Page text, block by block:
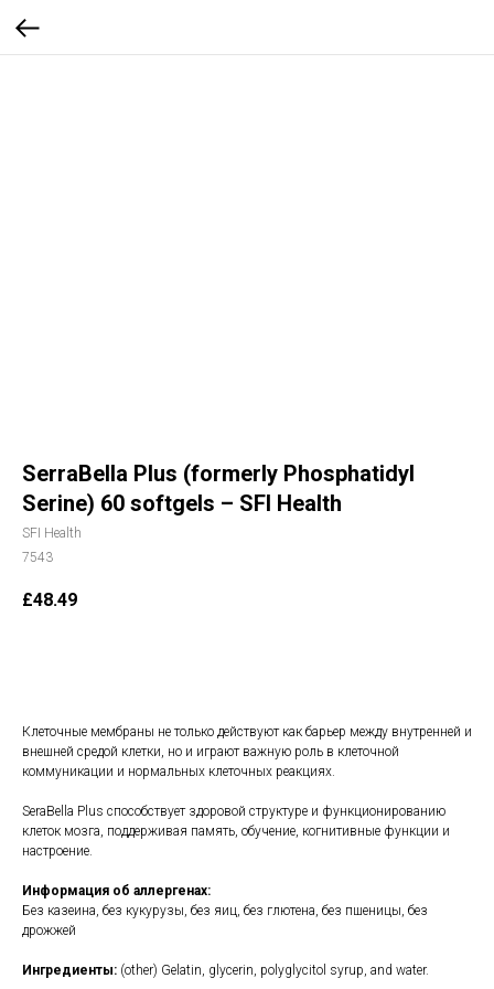
SerraBella Plus (formerly Phosphatidyl
Serine) 60 softgels – SFI Health
SFI Health
7543
£48.49
Клеточные мембраны не только действуют как барьер между внутренней и
внешней средой клетки, но и играют важную роль в клеточной
коммуникации и нормальных клеточных реакциях.
SeraBella Plus способствует здоровой структуре и функционированию
клеток мозга, поддерживая память, обучение, когнитивные функции и
настроение.
Информация об аллергенах:
Без казеина, без кукурузы, без яиц, без глютена, без пшеницы, без
дрожжей
Ингредиенты: (other) Gelatin, glycerin, polyglycitol syrup, and water.